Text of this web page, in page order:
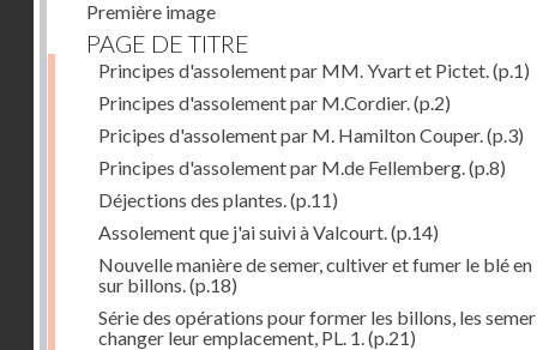
Première image
PAGE DE TITRE
Principes d'assolement par MM. Yvart et Pictet. (p.1)
Principes d'assolement par M.Cordier. (p.2)
Pricipes d'assolement par M. Hamilton Couper. (p.3)
Principes d'assolement par M.de Fellemberg. (p.8)
Déjections des plantes. (p.11)
Assolement que j'ai suivi à Valcourt. (p.14)
Nouvelle manière de semer, cultiver et fumer le blé en
sur billons. (p.18)
Série des opérations pour former les billons, les
changer leur emplacement, PL. 1. (p.21)